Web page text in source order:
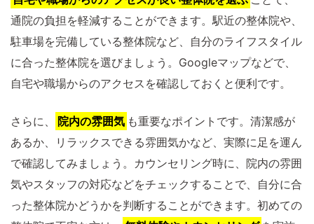
通院の負担を軽減することができます。駅近の整体院や、
駐車場を完備している整体院など、自分のライフスタイル
に合った整体院を選びましょう。Googleマップなどで、
自宅や職場からのアクセスを確認しておくと便利です。
さらに、 院内の雰囲気 も重要なポイントです。清潔感が
あるか、リラックスできる雰囲気かなど、実際に足を運ん
で確認してみましょう。カウンセリング時に、院内の雰囲
気やスタッフの対応などをチェックすることで、自分に合
った整体院かどうかを判断することができます。初めての